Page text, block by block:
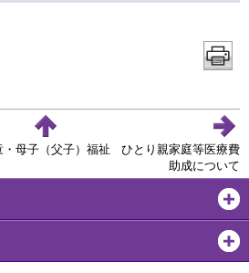
・母子（父子）福祉
ひとり親家庭等医療費
助成について